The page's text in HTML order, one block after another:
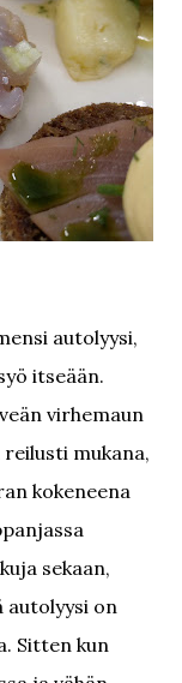
autolyysi,
itseään.
virhemaun
mukana,
kokeneena
sekaan,
autolyysi on
Sitten kun